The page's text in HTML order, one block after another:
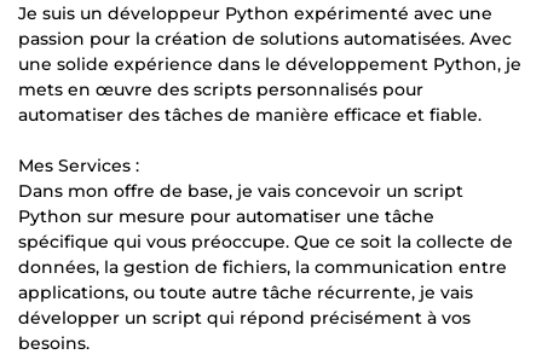
Je suis un développeur Python expérimenté avec une
passion pour la création de solutions automatisées. Avec
une solide expérience dans le développement Python, je
mets en œuvre des scripts personnalisés pour
automatiser des tâches de manière efficace et fiable.
Mes Services :
Dans mon offre de base, je vais concevoir un script
Python sur mesure pour automatiser une tâche
spécifique qui vous préoccupe. Que ce soit la collecte de
données, la gestion de fichiers, la communication entre
applications, ou toute autre tâche récurrente, je vais
développer un script qui répond précisément à vos
besoins.